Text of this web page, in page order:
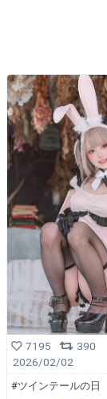
7195
390
2026/02/02
#ツインテールの日